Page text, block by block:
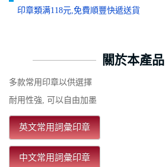
印章類满118元,免費順豐快遞送貨
關於本產品
多款常用印章以供選擇
耐用性強, 可以自由加墨
英文常用詞彙印章
中文常用詞彙印章